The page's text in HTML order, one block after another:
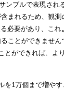
ンブルで表現され
まれるため、観測
必要があり、これ
ことができませ
とができれば、よ
を1万個まで増やす